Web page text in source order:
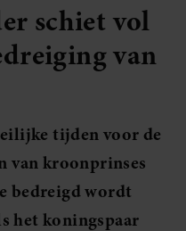
schiet vol
van
tijden voor de
van kroonprinses
bedreigd wordt
het koningspaar